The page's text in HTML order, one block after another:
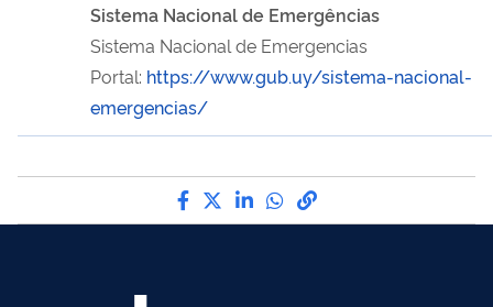
Sistema Nacional de Emergências
Sistema Nacional de Emergencias
Portal: https://www.gub.uy/sistema-nacional-
emergencias/
Compartilhe por Facebook
Compartilhe por Twitter
Compartilhe por
Compartilhe por
link para Copiar